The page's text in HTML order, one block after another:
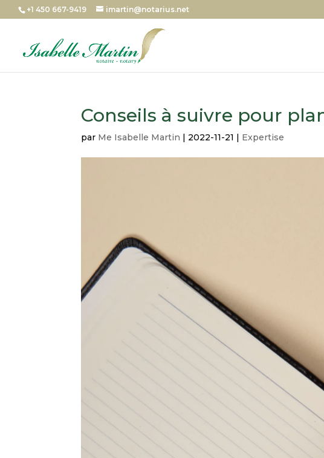
+1 450 667-9419 imartin@notarius.net
Conseils à suivre pour
par Me Isabelle Martin | 2022-11-21 | Expertise